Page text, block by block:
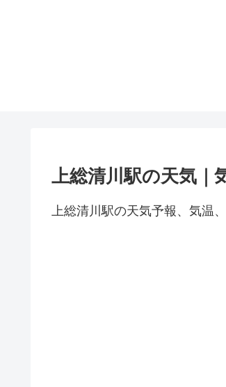
上総清川駅の天気｜
上総清川駅の天気予報、気温